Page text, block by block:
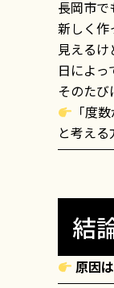
長岡市で
新しく作
見えるけ
日によっ
そのたび
「度
と考え
結
原因